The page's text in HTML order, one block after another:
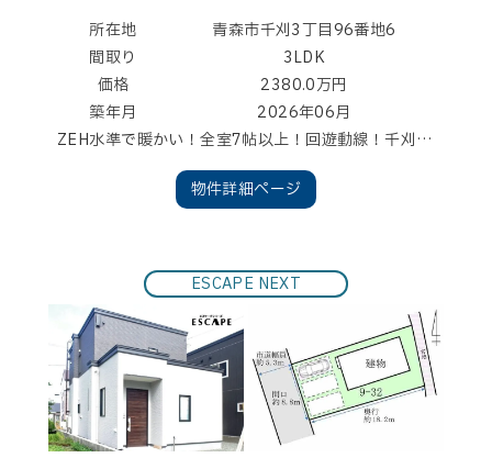
所在地
青森市千刈3丁目96番地6
間取り
3LDK
価格
2380.0万円
築年月
2026年06月
ZEH水準で暖かい！全室7帖以上！回遊動線！千刈小学校まで徒歩7分！アフター最大10年保証！白蟻10年保証！フラット３５Ｓ（ZEH）対応住宅！みらいエコ住宅2026事業対象住宅（ZEH水準住宅）！
物件詳細ページ
ESCAPE NEXT